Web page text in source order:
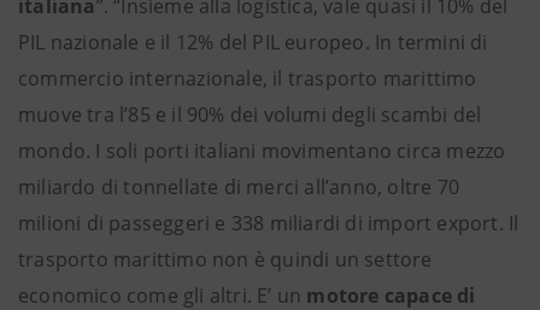
italiana”. “Insieme alla logistica, vale quasi il 10% del
PIL nazionale e il 12% del PIL europeo. In termini di
commercio internazionale, il trasporto marittimo
muove tra l’85 e il 90% dei volumi degli scambi del
mondo. I soli porti italiani movimentano circa mezzo
miliardo di tonnellate di merci all’anno, oltre 70
milioni di passeggeri e 338 miliardi di import export. Il
trasporto marittimo non è quindi un settore
economico come gli altri. E’ un motore capace di